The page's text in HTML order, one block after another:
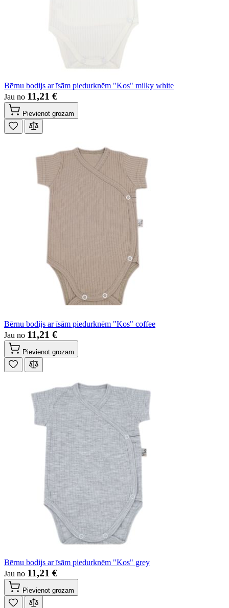
Bērnu bodijs ar īsām piedurknēm "Kos" milky white
Jau no 11,21 €
Pievienot grozam
Bērnu bodijs ar īsām piedurknēm "Kos" coffee
Jau no 11,21 €
Pievienot grozam
Bērnu bodijs ar īsām piedurknēm "Kos" grey
Jau no 11,21 €
Pievienot grozam